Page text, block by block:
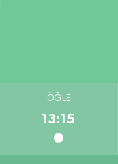
ÖĞLE
13:15